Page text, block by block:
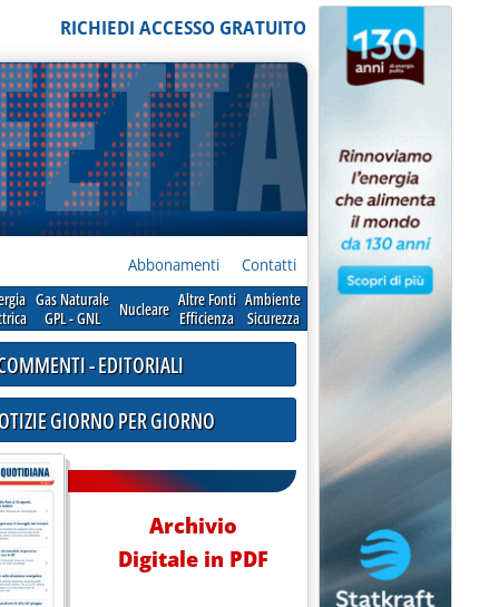
RICHIEDI ACCESSO GRATUITO
Abbonamenti Contatti
Gas Naturale
GPL - GNL
Nucleare Altre Fonti
Efficienza
Ambiente
Sicurezza
- EDITORIALI
GIORNO PER GIORNO
Archivio
Digitale in PDF